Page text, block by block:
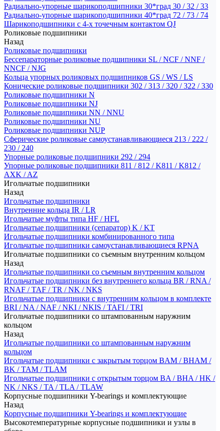
Радиально-упорные шарикоподшипники 30*град 30 / 32 / 33
Радиально-упорные шарикоподшипники 40*град 72 / 73 / 74
Шарикоподшипники с 4-х точечным контактом QJ
Роликовые подшипники
Назад
Роликовые подшипники
Бессепараторные роликовые подшипники SL / NCF / NNF /
NNCF / NJG
Кольца упорных роликовых подшипников GS / WS / LS
Конические роликовые подшипники 302 / 313 / 320 / 322 / 330
Роликовые подшипники N
Роликовые подшипники NJ
Роликовые подшипники NN / NNU
Роликовые подшипники NU
Роликовые подшипники NUP
Сферические роликовые самоустанавливающиеся 213 / 222 /
230 / 240
Упорные роликовые подшипники 292 / 294
Упорные роликовые подшипники 811 / 812 / K811 / K812 /
AXK / AZ
Игольчатые подшипники
Назад
Игольчатые подшипники
Внутренние кольца IR / LR
Игольчатые муфты типа HF / HFL
Игольчатые подшипники (сепаратор) K / KT
Игольчатые подшипники комбинированного типа
Игольчатые подшипники самоустанавливающиеся RPNA
Игольчатые подшипники со съемным внутренним кольцом
Назад
Игольчатые подшипники со съемным внутренним кольцом
Игольчатые подшипники без внутреннего кольца BR / RNA /
RNAF / TAF / TR / NK / NKS
Игольчатые подшипники с внутренним кольцом в комплекте
BRI / NA / NAF / NKI / NKIS / TAFI / TRI
Игольчатые подшипники со штампованным наружним
кольцом
Назад
Игольчатые подшипники со штампованным наружним
кольцом
Игольчатые подшипники с закрытым торцом BAM / BHAM /
BK / TAM / TLAM
Игольчатые подшипники с открытым торцом BA / BHA / HK /
NK / NKS / TA / TLA / TLAW
Корпусные подшипники Y-bearings и комплектующие
Назад
Корпусные подшипники Y-bearings и комплектующие
Высокотемпературные корпусные подшипники и узлы в